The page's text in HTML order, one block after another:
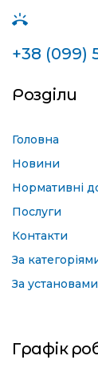
+38 (099)
Розділи
Головна
Новини
Нормативні
Послуги
Контакти
За
За установами
Графік